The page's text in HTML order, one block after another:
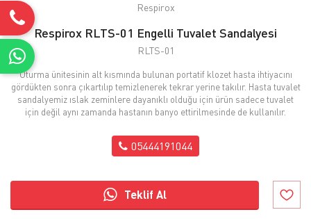
Respirox
Respirox RLTS-01 Engelli Tuvalet Sandalyesi
RLTS-01
Oturma ünitesinin alt kısmında bulunan portatif klozet hasta ihtiyacını
gördükten sonra çıkartılıp temizlenerek tekrar yerine takılır. Hasta tuvalet
sandalyemiz ıslak zeminlere dayanıklı olduğu için ürün sadece tuvalet
için değil aynı zamanda hastanın banyo ettirilmesinde de kullanılır.
05444191044
Teklif Al